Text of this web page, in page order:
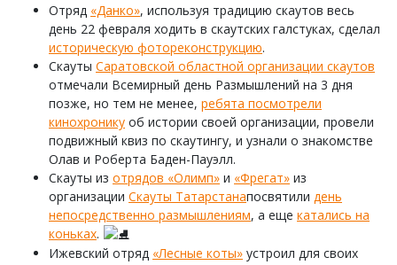
Отряд «Данко», используя традицию скаутов весь
день 22 февраля ходить в скаутских галстуках, сделал
историческую фотореконструкцию.
Скауты Саратовской областной организации скаутов
отмечали Всемирный день Размышлений на 3 дня
позже, но тем не менее, ребята посмотрели
кинохронику об истории своей организации, провели
подвижный квиз по скаутингу, и узнали о знакомстве
Олав и Роберта Баден-Пауэлл.️
Скауты из отрядов «Олимп» и «Фрегат» из
организации Скауты Татарстанапосвятили день
непосредственно размышлениям, а еще катались на
коньках.
Ижевский отряд «Лесные коты» устроил для своих